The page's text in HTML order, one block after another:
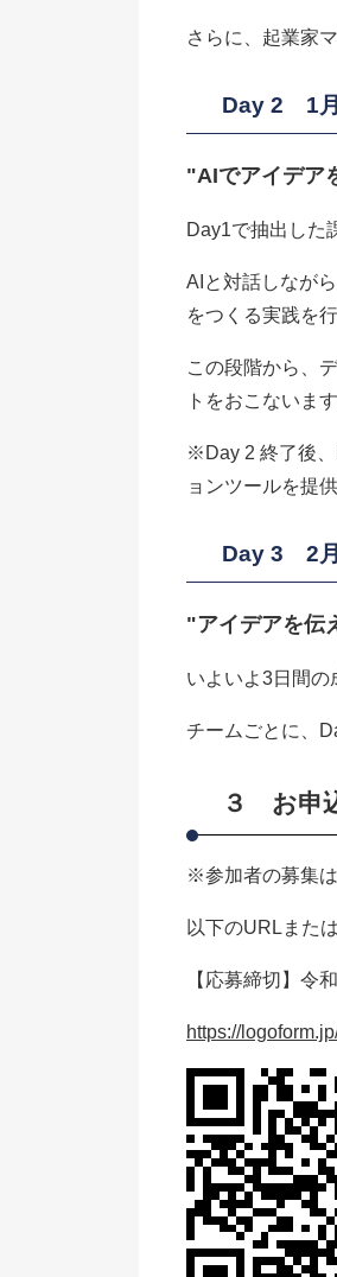
さらに、起業家
Day 2 1月
"AIでアイデア
Day1で抽出した
AIと対話しなが
をつくる実践を行
この段階から、
トをおこないま
※Day 2 終了後、
ョンツールを提
Day 3 2月
"アイデアを伝
いよいよ3日間の
チームごとに、
３ お申
※参加者の募集
以下のURLまた
【応募締切】令
https://